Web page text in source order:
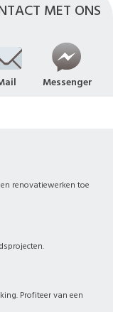
MET ONS
Messenger
renovatiewerken toe
Profiteer van een